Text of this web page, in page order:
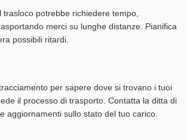
trasloco potrebbe richiedere tempo,
merci su lunghe distanze. Pianifica
possibili ritardi.
per sapere dove si trovano i tuoi
il processo di trasporto. Contatta la ditta di
aggiornamenti sullo stato del tuo carico.